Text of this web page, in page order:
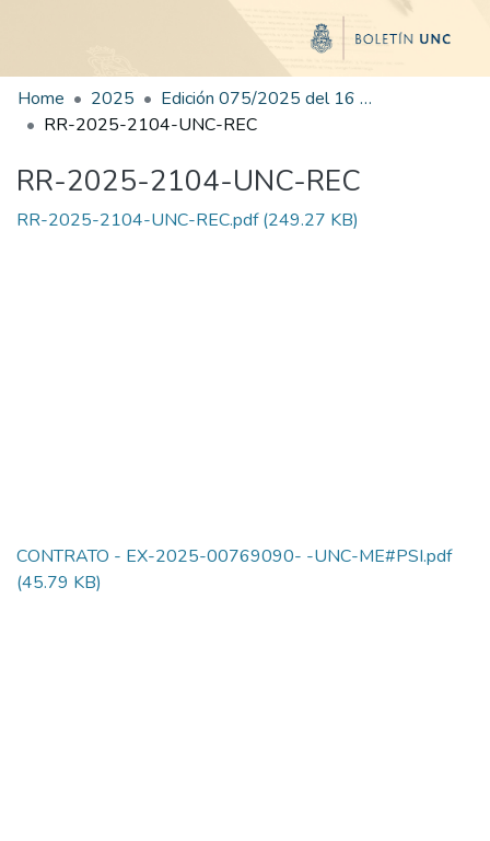
Home 2025
Edición 075/2025 del 16 de octubre de 2025
RR-2025-2104-UNC-REC
RR-2025-2104-UNC-REC
RR-2025-2104-UNC-REC.pdf(249.27 KB)
CONTRATO - EX-2025-00769090- -UNC-ME#PSI.pdf
(45.79 KB)